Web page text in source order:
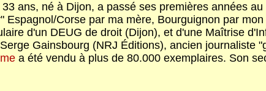
33 ans, né à Dijon, a passé ses premières années
Espagnol/Corse par ma mère, Bourguignon par
d'un DEUG de droit (Dijon), et d'une Maîtrise
Gainsbourg (NRJ Éditions), ancien journaliste
a été vendu à plus de 80.000 exemplaires. Son